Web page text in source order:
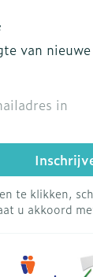
van
te klikken,
u akkoord